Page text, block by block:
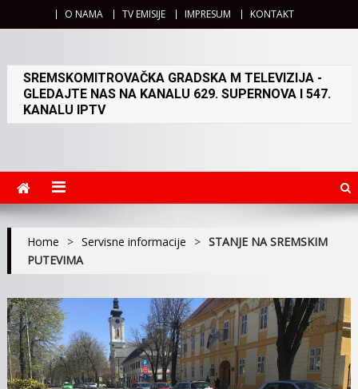
O NAMA TV EMISIJE IMPRESUM KONTAKT
SREMSKOMITROVAČKA GRADSKA M TELEVIZIJA -
GLEDAJTE NAS NA KANALU 629. SUPERNOVA I 547.
KANALU IPTV
Home > Servisne informacije > STANJE NA SREMSKIM
PUTEVIMA